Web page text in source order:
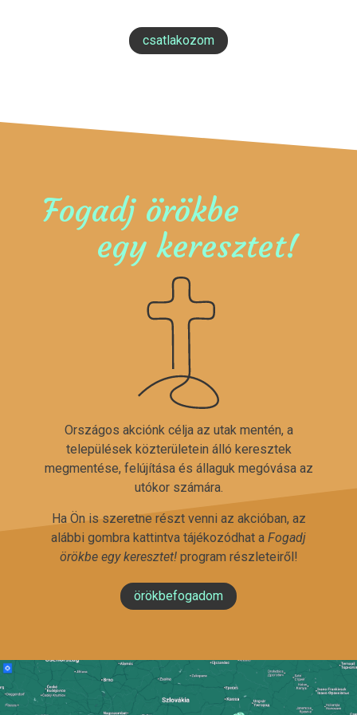
csatlakozom
Fogadj örökbe
egy keresztet!
Országos akciónk célja az utak mentén, a
települések közterületein álló keresztek
megmentése, felújítása és állaguk megóvása az
utókor számára.
Ha Ön is szeretne részt venni az akcióban, az
alábbi gombra kattintva tájékozódhat a Fogadj
örökbe egy keresztet!program részleteiről!
örökbefogadom